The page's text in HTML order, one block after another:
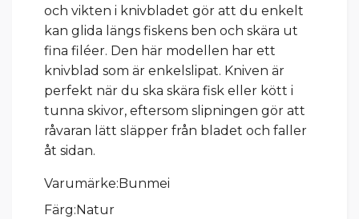
och vikten i knivbladet gör att du enkelt
kan glida längs fiskens ben och skära ut
fina filéer. Den här modellen har ett
knivblad som är enkelslipat. Kniven är
perfekt när du ska skära fisk eller kött i
tunna skivor, eftersom slipningen gör att
råvaran lätt släpper från bladet och faller
åt sidan.
Varumärke:Bunmei
Färg:Natur